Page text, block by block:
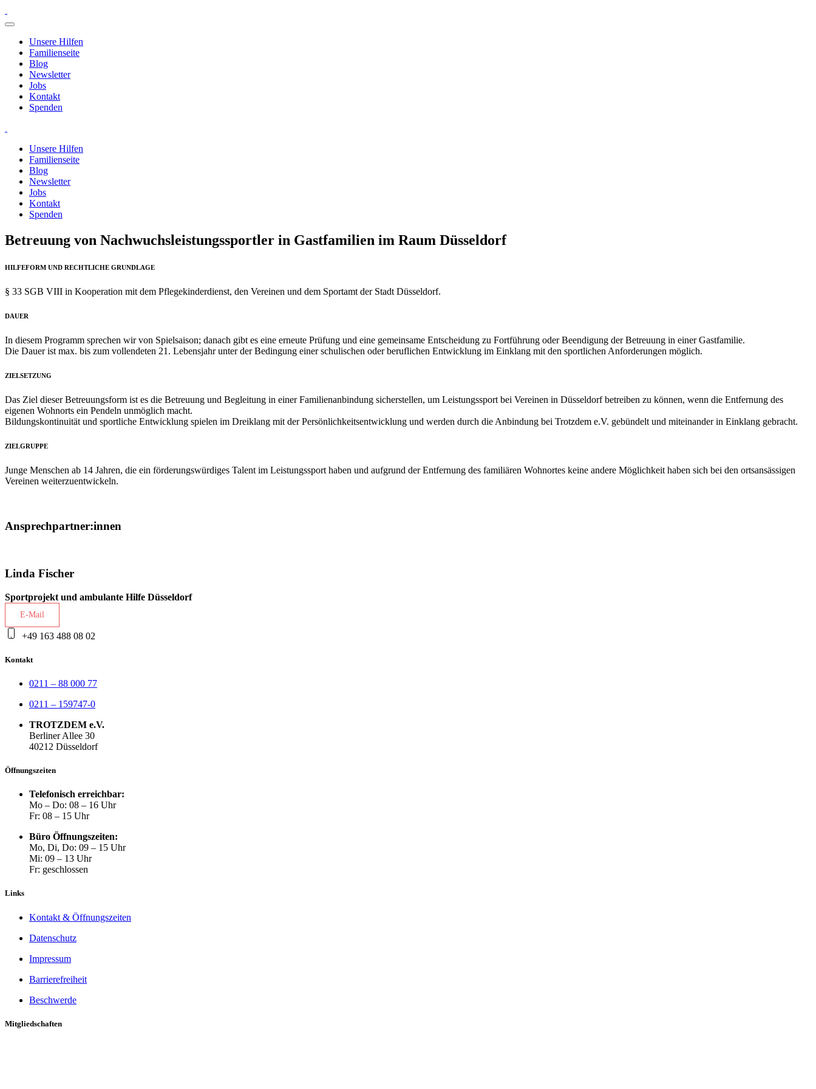
Unsere Hilfen
Familienseite
Blog
Newsletter
Jobs
Kontakt
Spenden
Unsere Hilfen
Familienseite
Blog
Newsletter
Jobs
Kontakt
Spenden
Betreuung von Nachwuchsleistungssportler in Gastfamilien im Raum Düsseldorf
HILFEFORM UND RECHTLICHE GRUNDLAGE
§ 33 SGB VIII in Kooperation mit dem Pflegekinderdienst, den Vereinen und dem Sportamt der Stadt Düsseldorf.
DAUER
In diesem Programm sprechen wir von Spielsaison; danach gibt es eine erneute Prüfung und eine gemeinsame Entscheidung zu Fortführung oder Beendigung der Betreuung in einer Gastfamilie.
Die Dauer ist max. bis zum vollendeten 21. Lebensjahr unter der Bedingung einer schulischen oder beruflichen Entwicklung im Einklang mit den sportlichen Anforderungen möglich.
ZIELSETZUNG
Das Ziel dieser Betreuungsform ist es die Betreuung und Begleitung in einer Familienanbindung sicherstellen, um Leistungssport bei Vereinen in Düsseldorf betreiben zu können, wenn die Entfernung des
eigenen Wohnorts ein Pendeln unmöglich macht.
Bildungskontinuität und sportliche Entwicklung spielen im Dreiklang mit der Persönlichkeitsentwicklung und werden durch die Anbindung bei Trotzdem e.V. gebündelt und miteinander in Einklang gebracht.
ZIELGRUPPE
Junge Menschen ab 14 Jahren, die ein förderungswürdiges Talent im Leistungssport haben und aufgrund der Entfernung des familiären Wohnortes keine andere Möglichkeit haben sich bei den ortsansässigen
Vereinen weiterzuentwickeln.
Ansprech­partner:innen
Linda Fischer
Sportprojekt und ambulante Hilfe Düsseldorf
E-Mail
+49 163 488 08 02
Kontakt
0211 – 88 000 77
0211 – 159747-0
TROTZDEM e.V.
Berliner Allee 30
40212 Düsseldorf
Öffnungszeiten
Telefonisch erreichbar:
Mo – Do: 08 – 16 Uhr
Fr: 08 – 15 Uhr
Büro Öffnungszeiten:
Mo, Di, Do: 09 – 15 Uhr
Mi: 09 – 13 Uhr
Fr: geschlossen
Links
Kontakt & Öffnungszeiten
Datenschutz
Impressum
Barrierefreiheit
Beschwerde
Mitgliedschaften